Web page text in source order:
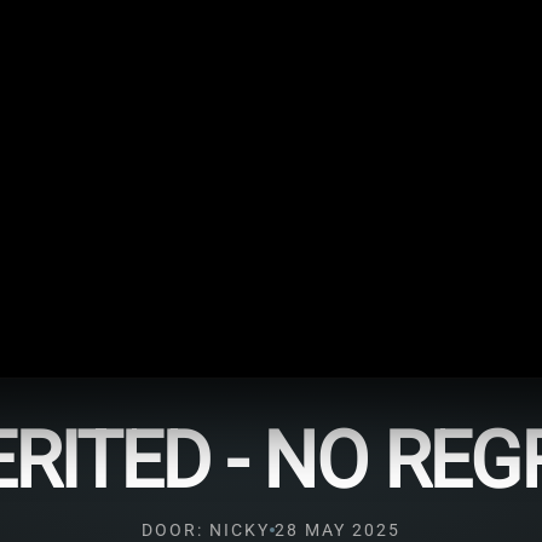
- NO
DOOR: NICKY 28 MAY 2025